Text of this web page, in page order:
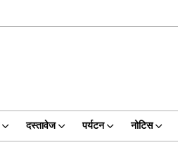
दस्तावेज पर्यटन नोटिस